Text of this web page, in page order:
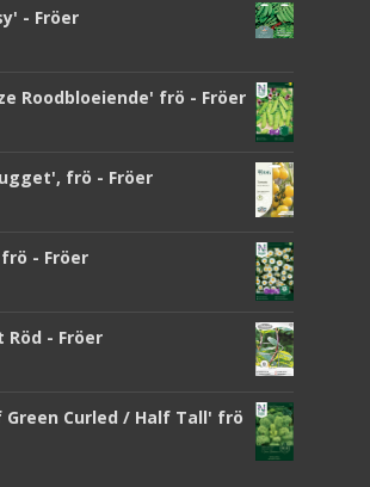
- Fröer
Roodbloeiende' frö - Fröer
frö - Fröer
- Fröer
- Fröer
Green Curled / Half Tall' frö